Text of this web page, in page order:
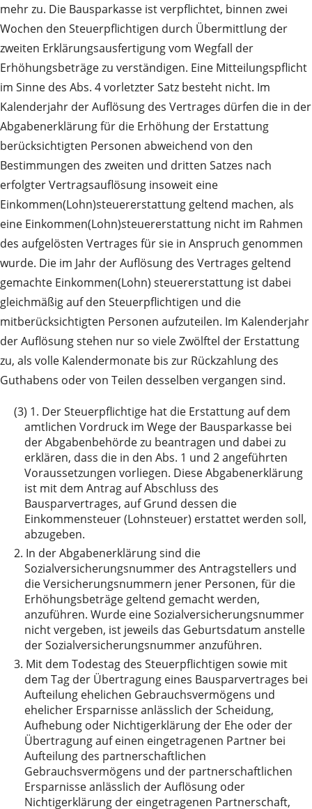
mehr zu. Die Bausparkasse ist verpflichtet, binnen zwei
Wochen den Steuerpflichtigen durch Übermittlung der
zweiten Erklärungsausfertigung vom Wegfall der
Erhöhungsbeträge zu verständigen. Eine Mitteilungspflicht
im Sinne des Abs. 4 vorletzter Satz besteht nicht. Im
Kalenderjahr der Auflösung des Vertrages dürfen die in der
Abgabenerklärung für die Erhöhung der Erstattung
berücksichtigten Personen abweichend von den
Bestimmungen des zweiten und dritten Satzes nach
erfolgter Vertragsauflösung insoweit eine
Einkommen(Lohn)steuererstattung geltend machen, als
eine Einkommen(Lohn)steuererstattung nicht im Rahmen
des aufgelösten Vertrages für sie in Anspruch genommen
wurde. Die im Jahr der Auflösung des Vertrages geltend
gemachte Einkommen(Lohn) steuererstattung ist dabei
gleichmäßig auf den Steuerpflichtigen und die
mitberücksichtigten Personen aufzuteilen. Im Kalenderjahr
der Auflösung stehen nur so viele Zwölftel der Erstattung
zu, als volle Kalendermonate bis zur Rückzahlung des
Guthabens oder von Teilen desselben vergangen sind.
(3) 1. Der Steuerpflichtige hat die Erstattung auf dem
amtlichen Vordruck im Wege der Bausparkasse bei
der Abgabenbehörde zu beantragen und dabei zu
erklären, dass die in den Abs. 1 und 2 angeführten
Voraussetzungen vorliegen. Diese Abgabenerklärung
ist mit dem Antrag auf Abschluss des
Bausparvertrages, auf Grund dessen die
Einkommensteuer (Lohnsteuer) erstattet werden soll,
abzugeben.
2. In der Abgabenerklärung sind die
Sozialversicherungsnummer des Antragstellers und
die Versicherungsnummern jener Personen, für die
Erhöhungsbeträge geltend gemacht werden,
anzuführen. Wurde eine Sozialversicherungsnummer
nicht vergeben, ist jeweils das Geburtsdatum anstelle
der Sozialversicherungsnummer anzuführen.
3. Mit dem Todestag des Steuerpflichtigen sowie mit
dem Tag der Übertragung eines Bausparvertrages bei
Aufteilung ehelichen Gebrauchsvermögens und
ehelicher Ersparnisse anlässlich der Scheidung,
Aufhebung oder Nichtigerklärung der Ehe oder der
Übertragung auf einen eingetragenen Partner bei
Aufteilung des partnerschaftlichen
Gebrauchsvermögens und der partnerschaftlichen
Ersparnisse anlässlich der Auflösung oder
Nichtigerklärung der eingetragenen Partnerschaft,